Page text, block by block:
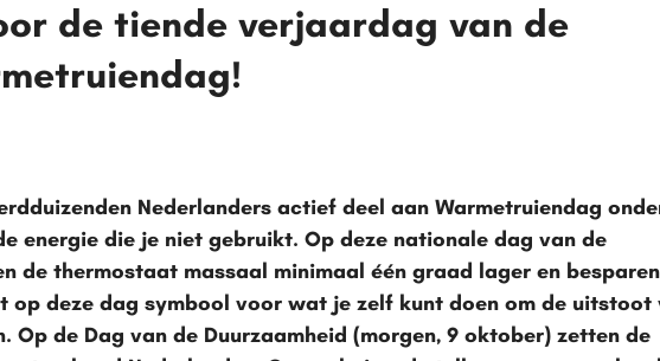
de tiende verjaardag van de
Nederlanders actief deel aan Warmetruiendag
energie die je niet gebruikt. Op deze nationale dag van de
de thermostaat massaal minimaal één graad lager en
op deze dag symbool voor wat je zelf kunt doen om de uitstoot
Op de Dag van de Duurzaamheid (morgen, 9 oktober) zetten de